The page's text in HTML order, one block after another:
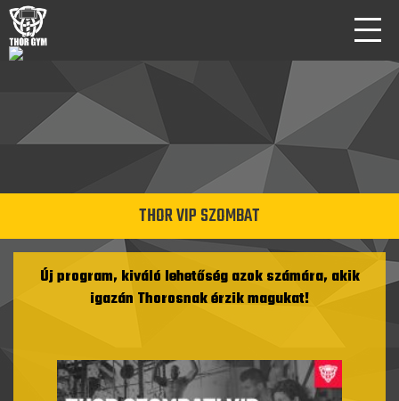
THOR VIP SZOMBAT
Új program, kiváló lehetőség azok számára, akik
igazán Thorosnak érzik magukat!